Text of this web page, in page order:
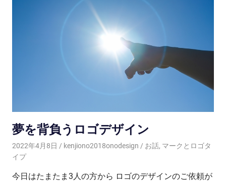
夢を背負うロゴデザイン
2022年4月8日 kenjiono2018onodesign お話, マークとロゴタ
イプ
今日はたまたま3人の方から ロゴのデザインのご依頼が